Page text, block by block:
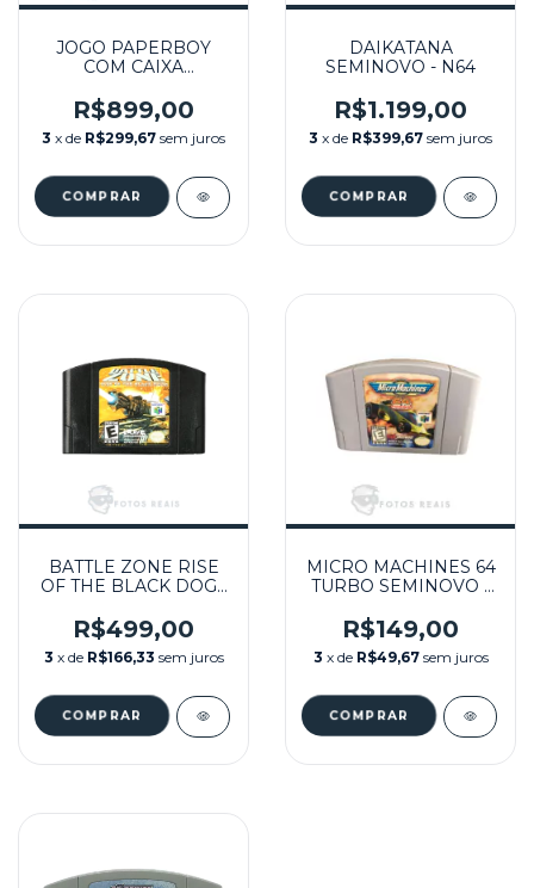
JOGO PAPERBOY
COM CAIXA
R$899,00
3 x de R$299,67 sem juros
DAIKATANA
SEMINOVO - N64
R$1.199,00
3 x de R$399,67 sem juros
BATTLE ZONE RISE
OF THE BLACK DOGS
R$499,00
3 x de R$166,33 sem juros
MICRO MACHINES 64
TURBO SEMINOVO -
R$149,00
3 x de R$49,67 sem juros